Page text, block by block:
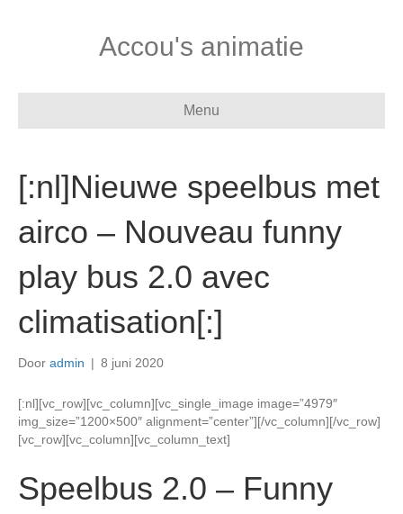
Accou's animatie
Menu
[:nl]Nieuwe speelbus met
airco – Nouveau funny
play bus 2.0 avec
climatisation[:]
Door admin | 8 juni 2020
[:nl][vc_row][vc_column][vc_single_image image=”4979″
img_size=”1200×500″ alignment=”center”][/vc_column][/vc_row]
[vc_row][vc_column][vc_column_text]
Speelbus 2.0 – Funny